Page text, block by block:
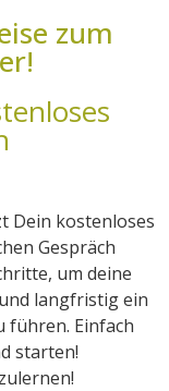
zum
Dein kostenloses
Gespräch
um deine
langfristig ein
führen. Einfach
starten!